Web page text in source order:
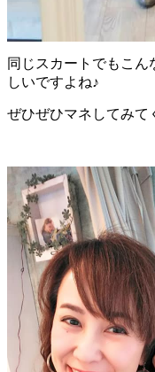
同じスカートでもこ
しいですよね♪
ぜひぜひマネしてみて